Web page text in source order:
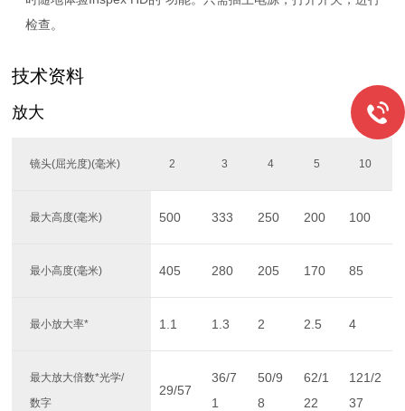
检查。
技术资料
放大
镜头(屈光度)(毫米) 2 3 4 5 10
最大高度(毫米) 500 333 250 200 100
最小高度(毫米) 405 280 205 170 85
最小放大率* 1.1 1.3 2 2.5 4
最大放大倍数*光学/
数字
29/57
36/7
1
50/9
8
62/1
22
121/2
37